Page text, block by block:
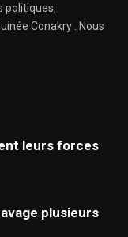
politiques,
Conakry . Nous
leurs forces
plusieurs